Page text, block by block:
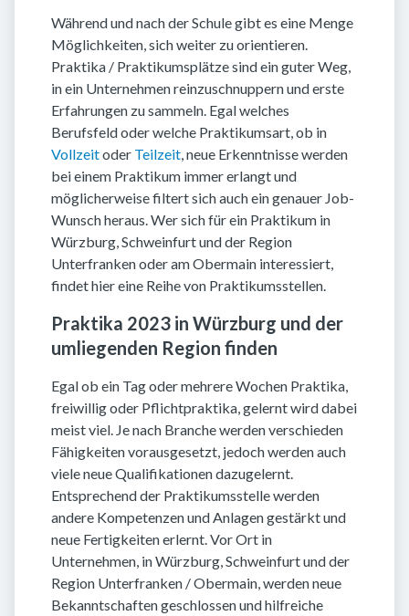
Während und nach der Schule gibt es eine Menge
Möglichkeiten, sich weiter zu orientieren.
Praktika / Praktikumsplätze sind ein guter Weg,
in ein Unternehmen reinzuschnuppern und erste
Erfahrungen zu sammeln. Egal welches
Berufsfeld oder welche Praktikumsart, ob in
Vollzeitoder Teilzeit, neue Erkenntnisse werden
bei einem Praktikum immer erlangt und
möglicherweise filtert sich auch ein genauer Job-
Wunsch heraus. Wer sich für ein Praktikum in
Würzburg, Schweinfurt und der Region
Unterfranken oder am Obermain interessiert,
findet hier eine Reihe von Praktikumsstellen.
Praktika 2023 in Würzburg und der
umliegenden Region finden
Egal ob ein Tag oder mehrere Wochen Praktika,
freiwillig oder Pflichtpraktika, gelernt wird dabei
meist viel. Je nach Branche werden verschieden
Fähigkeiten vorausgesetzt, jedoch werden auch
viele neue Qualifikationen dazugelernt.
Entsprechend der Praktikumsstelle werden
andere Kompetenzen und Anlagen gestärkt und
neue Fertigkeiten erlernt. Vor Ort in
Unternehmen, in Würzburg, Schweinfurt und der
Region Unterfranken / Obermain, werden neue
Bekanntschaften geschlossen und hilfreiche